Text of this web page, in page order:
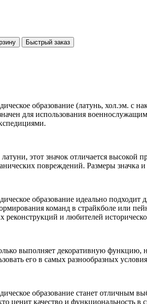
Быстрый заказ
образование (латунь, хол.эм.
для использования
этот значок отличается
повреждений. Размеры значка и
образование идеально
команд в страйкболе или
реконструкций и любителей
выполняет декоративную функцию,
его в самых разнообразных
образование станет отличным
ценит качество и функциональность в